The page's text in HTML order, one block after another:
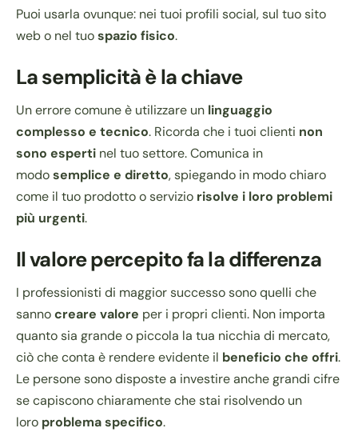
Puoi usarla ovunque: nei tuoi profili social, sul tuo sito
web o nel tuospazio fisico.
La semplicità è la chiave
Un errore comune è utilizzare un linguaggio
complesso e tecnico. Ricorda che i tuoi clienti non
sono esperti nel tuo settore. Comunica in
modosemplice e diretto, spiegando in modo chiaro
come il tuo prodotto o servizio risolve i loro problemi
più urgenti.
Il valore percepito fa la differenza
I professionisti di maggior successo sono quelli che
sannocreare valore per i propri clienti. Non importa
quanto sia grande o piccola la tua nicchia di mercato,
ciò che conta è rendere evidente il beneficio che offri.
Le persone sono disposte a investire anche grandi cifre
se capiscono chiaramente che stai risolvendo un
loro problema specifico.